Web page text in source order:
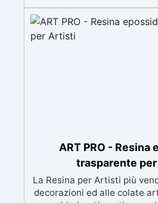
BPA/VOC free e
prolungato con
ART PRO - Resina
trasparente
La Resina per Artisti più
decorazioni ed alle colate